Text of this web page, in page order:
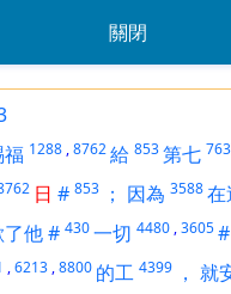
關閉
福 1288 ,8762給 853第七
日 # 853 ； 因為 3588在
了他# 430一切 4480 ,3605#
,6213 ,8800 的工 4399 ， 就